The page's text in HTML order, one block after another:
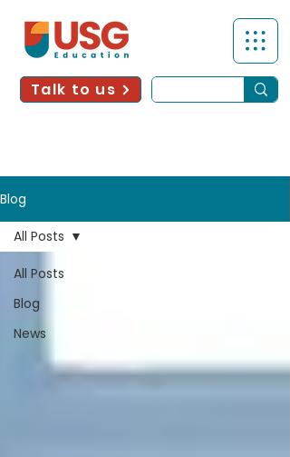
Talk to us
Blog
All Posts
Blog
News
All Posts